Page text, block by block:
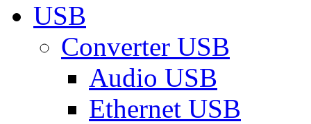
USB
Converter USB
Audio USB
Ethernet USB